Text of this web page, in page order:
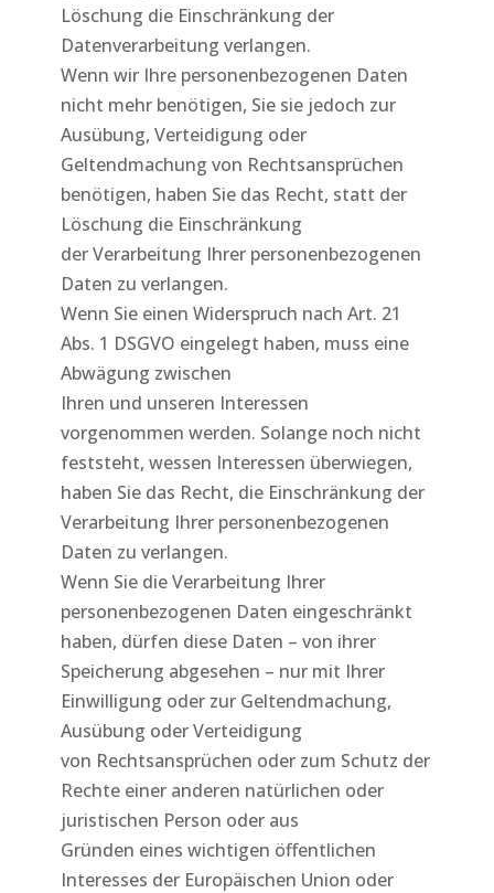
Löschung die Einschränkung der
Datenverarbeitung verlangen.
Wenn wir Ihre personenbezogenen Daten
nicht mehr benötigen, Sie sie jedoch zur
Ausübung, Verteidigung oder
Geltendmachung von Rechtsansprüchen
benötigen, haben Sie das Recht, statt der
Löschung die Einschränkung
der Verarbeitung Ihrer personenbezogenen
Daten zu verlangen.
Wenn Sie einen Widerspruch nach Art. 21
Abs. 1 DSGVO eingelegt haben, muss eine
Abwägung zwischen
Ihren und unseren Interessen
vorgenommen werden. Solange noch nicht
feststeht, wessen Interessen überwiegen,
haben Sie das Recht, die Einschränkung der
Verarbeitung Ihrer personenbezogenen
Daten zu verlangen.
Wenn Sie die Verarbeitung Ihrer
personenbezogenen Daten eingeschränkt
haben, dürfen diese Daten – von ihrer
Speicherung abgesehen – nur mit Ihrer
Einwilligung oder zur Geltendmachung,
Ausübung oder Verteidigung
von Rechtsansprüchen oder zum Schutz der
Rechte einer anderen natürlichen oder
juristischen Person oder aus
Gründen eines wichtigen öffentlichen
Interesses der Europäischen Union oder